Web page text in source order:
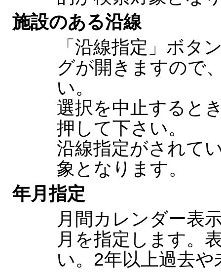
施設のある沿線
「沿線指定」ボタ
グが開きますので
い。
選択を中止すると
押して下さい。
沿線指定がされて
象となります。
年月指定
月間カレンダー表
月を指定します。
い。2年以上過去